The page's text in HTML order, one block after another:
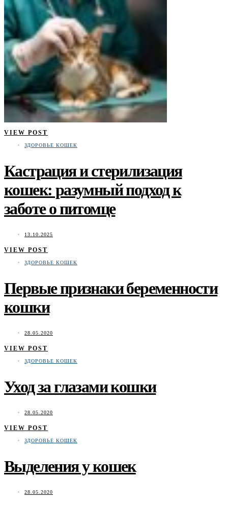
VIEW POST
ЗДОРОВЬЕ КОШЕК
Кастрация и стерилизация
кошек: разумный подход к
заботе о питомце
13.10.2025
VIEW POST
ЗДОРОВЬЕ КОШЕК
Первые признаки беременности
кошки
28.05.2020
VIEW POST
ЗДОРОВЬЕ КОШЕК
Уход за глазами кошки
28.05.2020
VIEW POST
ЗДОРОВЬЕ КОШЕК
Выделения у кошек
28.05.2020